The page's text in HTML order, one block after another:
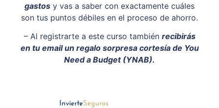
gastos y vas a saber con exactamente cuáles
son tus puntos débiles en el proceso de ahorro.
– Al registrarte a este curso también recibirás
en tu email un regalo sorpresa cortesía de You
Need a Budget (YNAB).